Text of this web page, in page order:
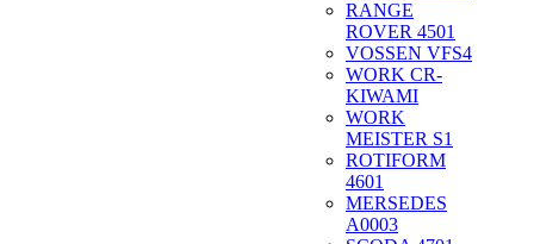
RANGE
ROVER 4501
VOSSEN VFS4
WORK CR-
KIWAMI
WORK
MEISTER S1
ROTIFORM
4601
MERSEDES
A0003